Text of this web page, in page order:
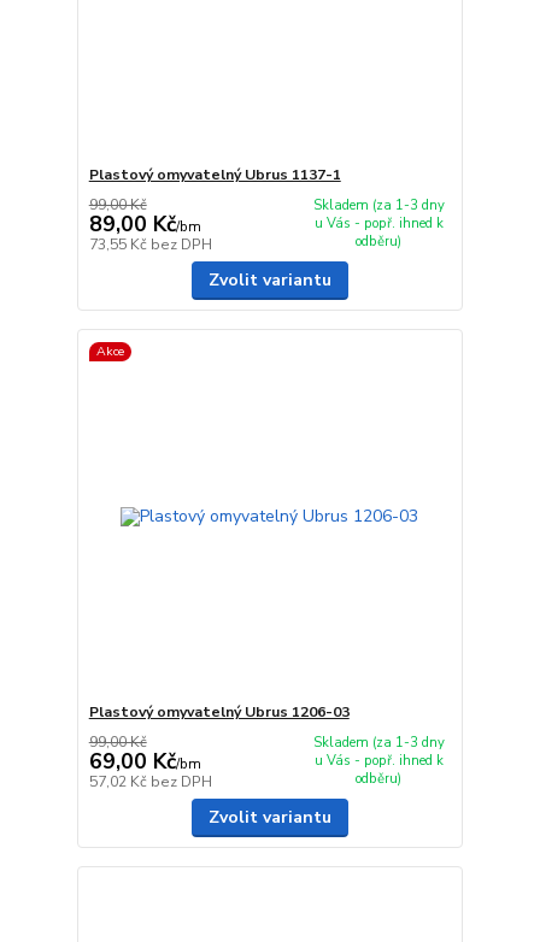
Plastový omyvatelný Ubrus 1137-1
99,00 Kč
89,00 Kč/bm
73,55 Kč bez DPH
Skladem (za 1-3 dny
u Vás - popř. ihned k
odběru)
Zvolit variantu
Akce
Plastový omyvatelný Ubrus 1206-03
99,00 Kč
69,00 Kč/bm
57,02 Kč bez DPH
Skladem (za 1-3 dny
u Vás - popř. ihned k
odběru)
Zvolit variantu